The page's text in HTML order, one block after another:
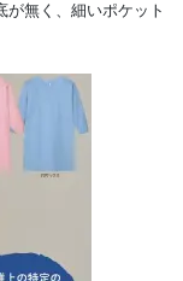
無く、細いポケット